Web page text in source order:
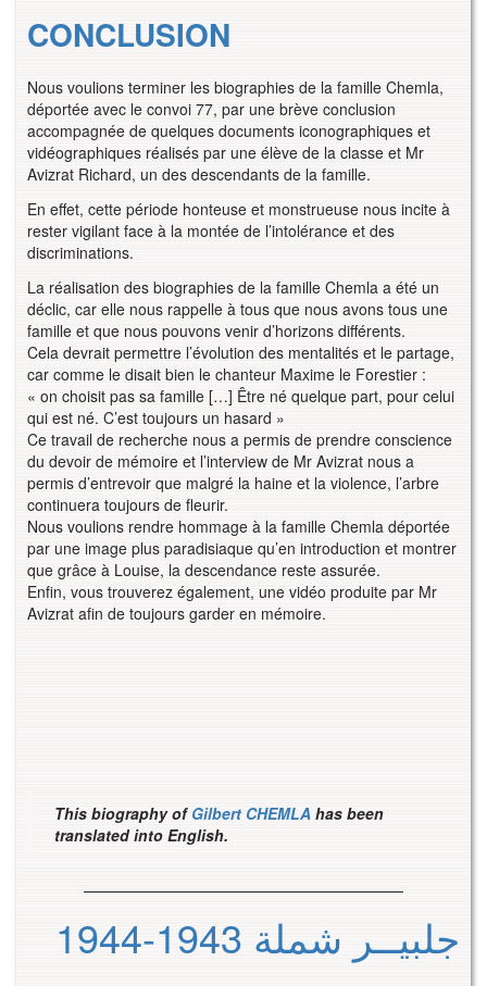
CONCLUSION
Nous voulions terminer les biographies de la famille Chemla,
déportée avec le convoi 77, par une brève conclusion
accompagnée de quelques documents iconographiques et
vidéographiques réalisés par une élève de la classe et Mr
Avizrat Richard, un des descendants de la famille.
En effet, cette période honteuse et monstrueuse nous incite à
rester vigilant face à la montée de l’intolérance et des
discriminations.
La réalisation des biographies de la famille Chemla a été un
déclic, car elle nous rappelle à tous que nous avons tous une
famille et que nous pouvons venir d’horizons différents.
Cela devrait permettre l’évolution des mentalités et le partage,
car comme le disait bien le chanteur Maxime le Forestier :
« on choisit pas sa famille […] Être né quelque part, pour celui
qui est né. C’est toujours un hasard »
Ce travail de recherche nous a permis de prendre conscience
du devoir de mémoire et l’interview de Mr Avizrat nous a
permis d’entrevoir que malgré la haine et la violence, l’arbre
continuera toujours de fleurir.
Nous voulions rendre hommage à la famille Chemla déportée
par une image plus paradisiaque qu’en introduction et montrer
que grâce à Louise, la descendance reste assurée.
Enfin, vous trouverez également, une vidéo produite par Mr
Avizrat afin de toujours garder en mémoire.
This biography of Gilbert CHEMLA has been
translated into English.
—————————————————————
جلبيــر شملة 1943-1944